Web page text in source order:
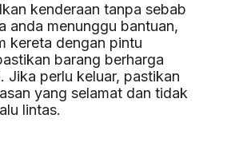
kenderaan tanpa sebab
anda menunggu bantuan,
kereta dengan pintu
barang berharga
Jika perlu keluar, pastikan
yang selamat dan tidak
lintas.